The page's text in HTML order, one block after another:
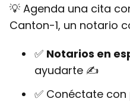
💡 Agenda una cita
Canton-1, un notario
✅ Notarios en
ayudarte ✍
✅ Conéctate con